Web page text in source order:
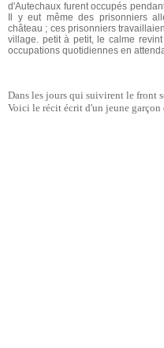
d'Autechaux furent occupés
Il y eut même des prisonniers
château ; ces prisonniers
village. petit à petit, le calme
occupations quotidiennes en
Dans les jours qui suivirent le front
Voici le récit écrit d'un jeune